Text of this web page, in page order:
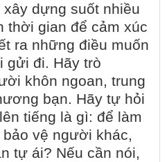
dựng suốt nhiều
thời gian để cảm xúc
ra những điều muốn
gửi đi. Hãy trò
khôn ngoan, trung
bạn. Hãy tự hỏi
tiếng là gì: để làm
vệ người khác,
tự ái? Nếu cần nói,